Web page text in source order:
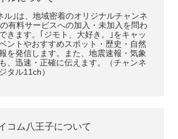
ル｣は、地域密着のオリジナルチャンネ
有料サービスへの加入・未加入を問わ
きます。｢ジモト、大好き。｣をキャッ
ントやおすすめスポット・歴史・自然
を発信します。また、地震速報・気象
、迅速・正確に伝えます。（チャンネ
タル11ch）
コム八王子について